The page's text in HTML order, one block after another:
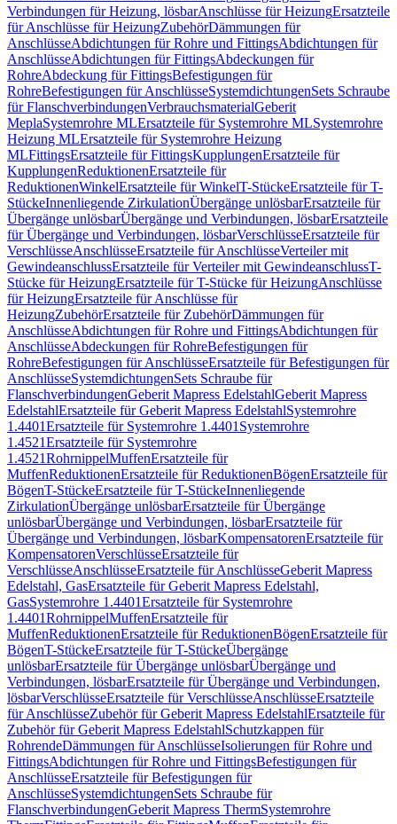
Verbindungen für Heizung, lösbarAnschlüsse für HeizungErsatzteile
für Anschlüsse für HeizungZubehörDämmungen für
AnschlüsseAbdichtungen für Rohre und FittingsAbdichtungen für
AnschlüsseAbdichtungen für FittingsAbdeckungen für
RohreAbdeckung für FittingsBefestigungen für
RohreBefestigungen für AnschlüsseSystemdichtungenSets Schraube
für FlanschverbindungenVerbrauchsmaterialGeberit
MeplaSystemrohre MLErsatzteile für Systemrohre MLSystemrohre
Heizung MLErsatzteile für Systemrohre Heizung
MLFittingsErsatzteile für FittingsKupplungenErsatzteile für
KupplungenReduktionenErsatzteile für
ReduktionenWinkelErsatzteile für WinkelT-StückeErsatzteile für T-
StückeInnenliegende ZirkulationÜbergänge unlösbarErsatzteile für
Übergänge unlösbarÜbergänge und Verbindungen, lösbarErsatzteile
für Übergänge und Verbindungen, lösbarVerschlüsseErsatzteile für
VerschlüsseAnschlüsseErsatzteile für AnschlüsseVerteiler mit
GewindeanschlussErsatzteile für Verteiler mit GewindeanschlussT-
Stücke für HeizungErsatzteile für T-Stücke für HeizungAnschlüsse
für HeizungErsatzteile für Anschlüsse für
HeizungZubehörErsatzteile für ZubehörDämmungen für
AnschlüsseAbdichtungen für Rohre und FittingsAbdichtungen für
AnschlüsseAbdeckungen für RohreBefestigungen für
RohreBefestigungen für AnschlüsseErsatzteile für Befestigungen für
AnschlüsseSystemdichtungenSets Schraube für
FlanschverbindungenGeberit Mapress EdelstahlGeberit Mapress
EdelstahlErsatzteile für Geberit Mapress EdelstahlSystemrohre
1.4401Ersatzteile für Systemrohre 1.4401 Systemrohre
1.4521Ersatzteile für Systemrohre
1.4521RohrnippelMuffenErsatzteile für
MuffenReduktionenErsatzteile für ReduktionenBögenErsatzteile für
BögenT-StückeErsatzteile für T-StückeInnenliegende
ZirkulationÜbergänge unlösbarErsatzteile für Übergänge
unlösbarÜbergänge und Verbindungen, lösbarErsatzteile für
Übergänge und Verbindungen, lösbarKompensatorenErsatzteile für
KompensatorenVerschlüsseErsatzteile für
VerschlüsseAnschlüsseErsatzteile für AnschlüsseGeberit Mapress
Edelstahl, GasErsatzteile für Geberit Mapress Edelstahl,
GasSystemrohre 1.4401Ersatzteile für Systemrohre
1.4401RohrnippelMuffenErsatzteile für
MuffenReduktionenErsatzteile für ReduktionenBögenErsatzteile für
BögenT-StückeErsatzteile für T-StückeÜbergänge
unlösbarErsatzteile für Übergänge unlösbarÜbergänge und
Verbindungen, lösbarErsatzteile für Übergänge und Verbindungen,
lösbarVerschlüsseErsatzteile für VerschlüsseAnschlüsseErsatzteile
für AnschlüsseZubehör für Geberit Mapress EdelstahlErsatzteile für
Zubehör für Geberit Mapress EdelstahlSchutzkappen für
RohrendeDämmungen für AnschlüsseIsolierungen für Rohre und
FittingsAbdichtungen für Rohre und FittingsBefestigungen für
AnschlüsseErsatzteile für Befestigungen für
AnschlüsseSystemdichtungenSets Schraube für
FlanschverbindungenGeberit Mapress ThermSystemrohre